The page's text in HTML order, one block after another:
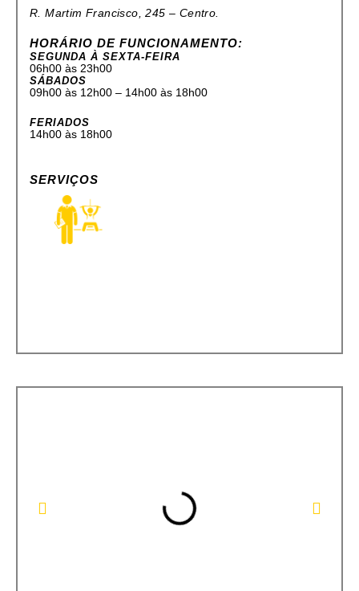
R. Martim Francisco, 245 – Centro.
HORÁRIO DE FUNCIONAMENTO:
SEGUNDA À SEXTA-FEIRA
06h00 às 23h00
SÁBADOS
09h00 às 12h00 – 14h00 às 18h00
FERIADOS
14h00 às 18h00
SERVIÇOS